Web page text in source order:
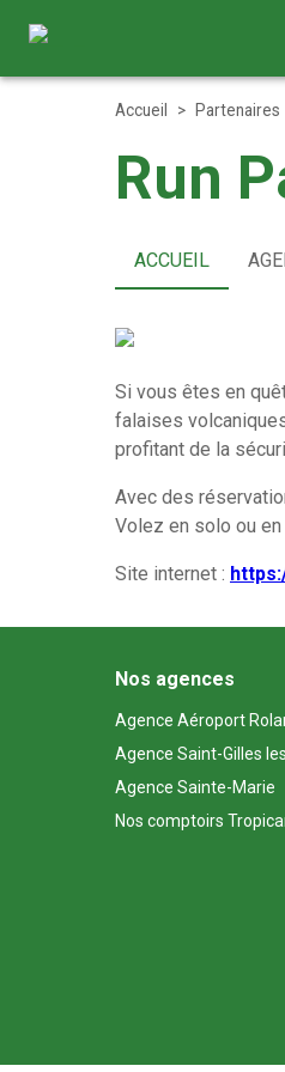
Accueil > Partenaires
Run
ACCUEIL
Si vous êtes en
falaises
profitant de la
Avec des
Volez en solo ou
Site internet :
Nos agences
Agence Aéroport
Agence Saint-Gilles
Agence Sainte-Marie
Nos comptoirs